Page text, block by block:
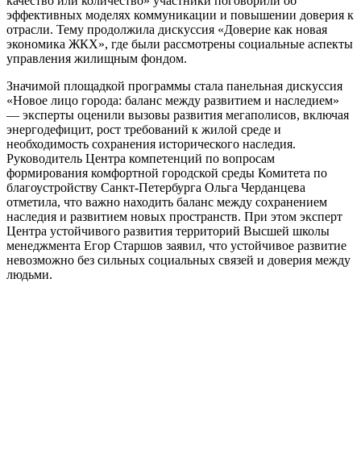
эффективных моделях коммуникации и повышении доверия к
отрасли. Тему продолжила дискуссия «Доверие как новая
экономика ЖКХ», где были рассмотрены социальные аспекты
управления жилищным фондом.
Значимой площадкой программы стала панельная дискуссия
«Новое лицо города: баланс между развитием и наследием»
— эксперты оценили вызовы развития мегаполисов, включая
энергодефицит, рост требований к жилой среде и
необходимость сохранения исторического наследия.
Руководитель Центра компетенций по вопросам
формирования комфортной городской среды Комитета по
благоустройству Санкт-Петербурга Ольга Черданцева
отметила, что важно находить баланс между сохранением
наследия и развитием новых пространств. При этом эксперт
Центра устойчивого развития территорий Высшей школы
менеджмента Егор Старшов заявил, что устойчивое развитие
невозможно без сильных социальных связей и доверия между
людьми.